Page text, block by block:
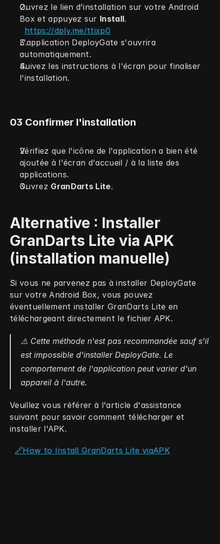
Ouvrez le lien d'installation sur votre Android
Box et appuyez sur Install
https://dply.me/ttixp0
L'application DeployGate s'ouvrira
automatiquement.
Suivez les instructions à l'écran pour finaliser
l'installation.
03 Confirmer l'installation
Vérifiez que l'icône de l'application a bien été
ajoutée à l'écran d'accueil / à la liste des
applications.
Ouvrez GranDarts Lite.
Alternative : Installer
GranDarts Lite via APK
(installation manuelle)
Si vous ne parvenez pas à installer DeployGate
sur votre Android Box, vous pouvez
éventuellement installer GranDarts Lite en
téléchargeant directement le fichier APK.
⚠️ Cette méthode n'est pas recommandée sauf s'il
est impossible d'installer DeployGate. Le
comportement de l'application peut varier d'un
appareil à l'autre.
Veuillez vous référer à l'article d'assistance
suivant pour savoir comment télécharger et
installer l'APK.
🔗How to Install GranDarts Lite viaAPK